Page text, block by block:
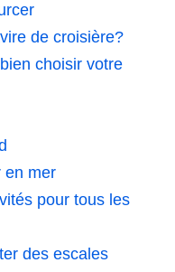
de croisière?
choisir votre
en mer
pour tous les
des escales